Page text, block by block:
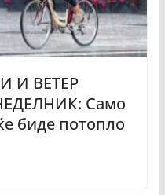
И ВЕТЕР
Само
биде потопло